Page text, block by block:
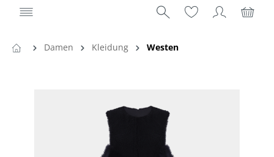
Damen Kleidung Westen